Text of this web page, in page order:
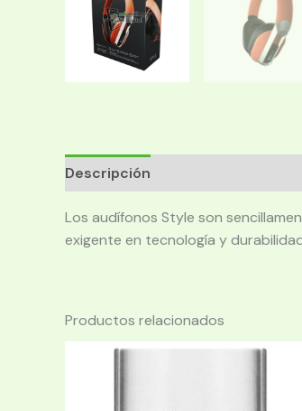
Descripción
Los audífonos Style son
exigente en tecnología y
Productos relacionados